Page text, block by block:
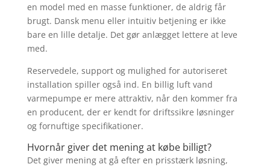
en model med en masse funktioner, de aldrig får
brugt. Dansk menu eller intuitiv betjening er ikke
bare en lille detalje. Det gør anlægget lettere at leve
med.
Reservedele, support og mulighed for autoriseret
installation spiller også ind. En billig luft vand
varmepumpe er mere attraktiv, når den kommer fra
en producent, der er kendt for driftssikre løsninger
og fornuftige specifikationer.
Hvornår giver det mening at købe billigt?
Det giver mening at gå efter en prisstærk løsning,